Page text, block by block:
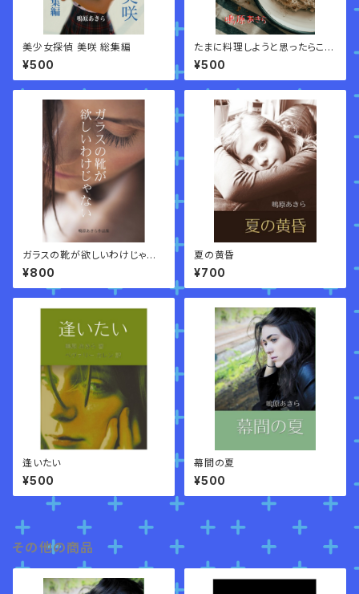
美少女探偵 美咲 総集編
¥500
たまに料理しようと思ったらこれ
だよ
¥500
ガラスの靴が欲しいわけじゃな
い
¥800
夏の黄昏
¥700
逢いたい
¥500
幕間の夏
¥500
その他の商品